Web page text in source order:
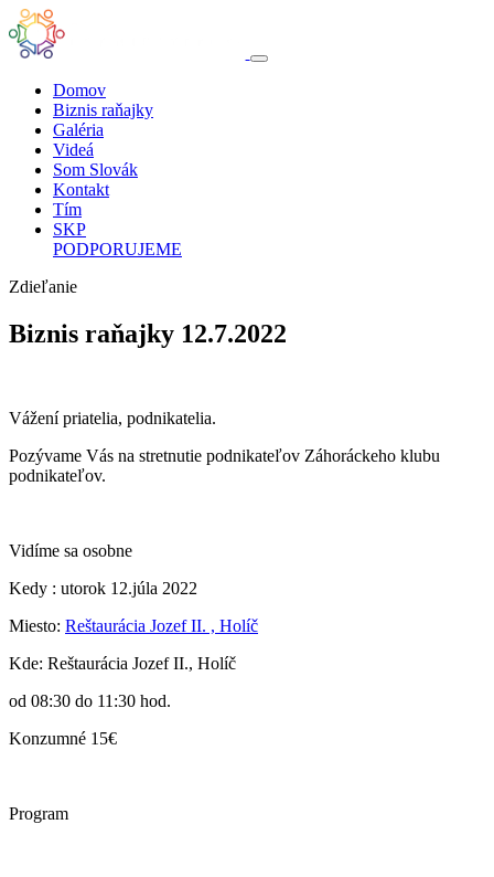
Domov
Biznis raňajky
Galéria
Videá
Som Slovák
Kontakt
Tím
SKP
PODPORUJEME
Zdieľanie
Biznis raňajky 12.7.2022
Vážení priatelia, podnikatelia.
Pozývame Vás na stretnutie podnikateľov Záhoráckeho klubu
podnikateľov.
Vidíme sa osobne
Kedy : utorok 12.júla 2022
Miesto: Reštaurácia Jozef II. , Holíč
Kde: Reštaurácia Jozef II., Holíč
od 08:30 do 11:30 hod.
Konzumné 15€
Program